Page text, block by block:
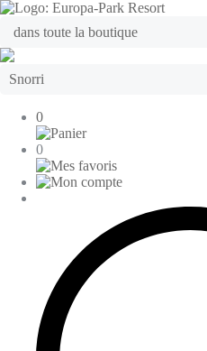
0
0